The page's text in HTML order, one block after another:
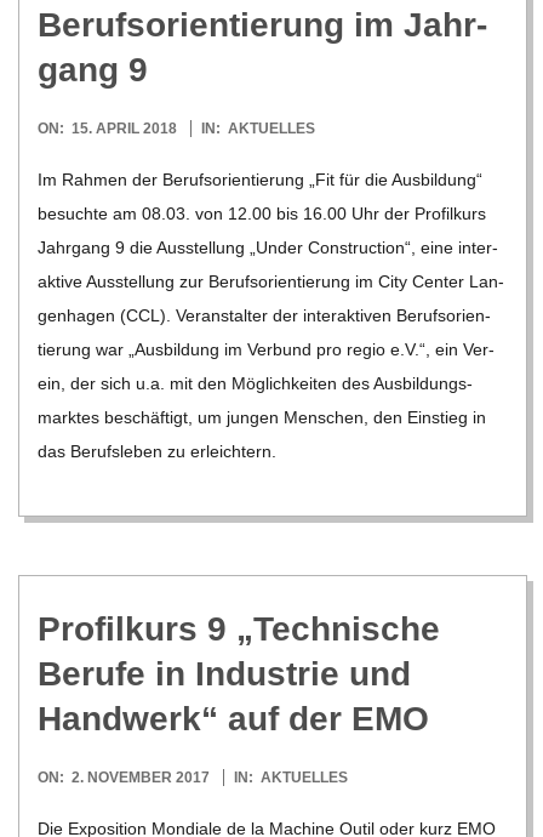
Berufs­ori­en­tie­rung im Jahr­
gang 9
2018-
ON: 15. APRIL 2018 IN: AKTUELLES
Im Rah­men der Berufs­ori­en­tie­rung „Fit für die Aus­bil­dung“
besuchte am 08.03. von 12.00 bis 16.00 Uhr der Pro­fil­kurs
Jahr­gang 9 die Aus­stel­lung „Under Con­s­truc­tion“, eine inter­
ak­tive Aus­stel­lung zur Berufs­ori­en­tie­rung im City Cen­ter Lan­
gen­ha­gen (CCL). Ver­an­stal­ter der inter­ak­ti­ven Berufs­ori­en­
tie­rung war „Aus­bil­dung im Ver­bund pro regio e.V.“, ein Ver­
ein, der sich u.a. mit den Mög­lich­kei­ten des Aus­bil­dungs­
mark­tes beschäf­tigt, um jun­gen Men­schen, den Ein­stieg in
das Berufs­le­ben zu erleich­tern.
Pro­fil­kurs 9 „Tech­ni­sche
Berufe in Indus­trie und
Hand­werk“ auf der EMO
2017-
ON: 2. NOVEMBER 2017 IN: AKTUELLES
Die Expo­si­tion Mon­diale de la Machine Outil oder kurz EMO